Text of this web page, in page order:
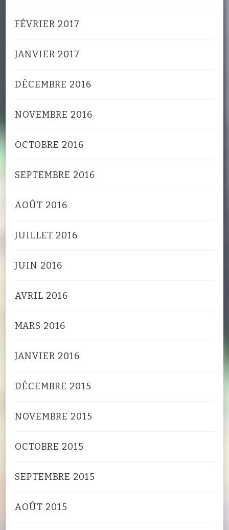
FÉVRIER 2017
JANVIER 2017
DÉCEMBRE 2016
NOVEMBRE 2016
OCTOBRE 2016
SEPTEMBRE 2016
AOÛT 2016
JUILLET 2016
JUIN 2016
AVRIL 2016
MARS 2016
JANVIER 2016
DÉCEMBRE 2015
NOVEMBRE 2015
OCTOBRE 2015
SEPTEMBRE 2015
AOÛT 2015